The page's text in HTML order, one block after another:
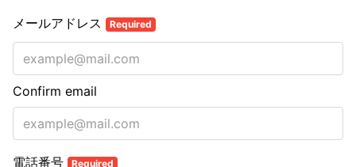
メールアドレス Required
Confirm email
電話番号 Required